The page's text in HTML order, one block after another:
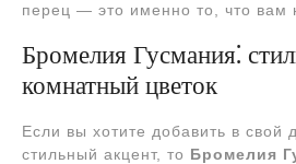
перец ― это именно то, что вам
Бромелия Гусмания⁚
комнатный цветок
Если вы хотите добавить в свой
стильный акцент, то Бромелия